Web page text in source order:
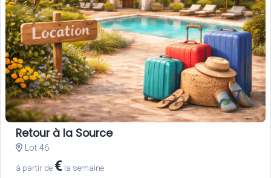
Retour à la Source
Lot 46
à partir de € la semaine